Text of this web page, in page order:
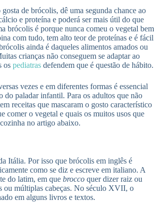
de brócolis, dê uma segunda chance ao
e proteína e poderá ser mais útil do que
brócolis é porque nunca comeu o vegetal bem
com tudo, tem alto teor de proteínas e é fácil
ainda é daqueles alimentos amados ou
crianças não conseguem se adaptar ao
os pediatras defendem que é questão de hábito.
vezes e em diferentes formas é essencial
do paladar infantil. Para os adultos que não
receitas que mascaram o gosto característico
comer o vegetal e quais os muitos usos que
no artigo abaixo.
Itália. Por isso que brócolis em inglês é
como se diz e escreve em italiano. A
do latim, em que brocco quer dizer raiz ou
ou múltiplas cabeças. No século XVII, o
em alguns livros e textos.